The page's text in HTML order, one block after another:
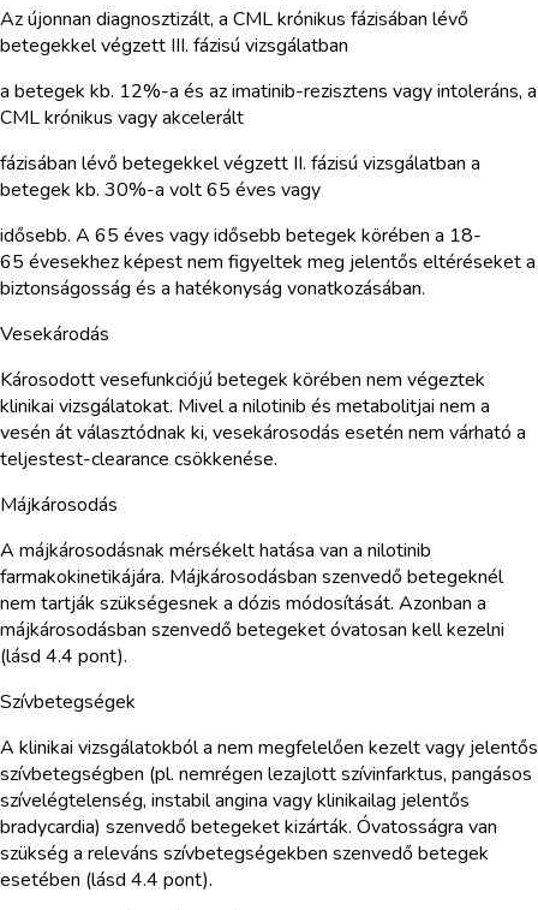
Az újonnan diagnosztizált, a CML krónikus fázisában lévő
betegekkel végzett III. fázisú vizsgálatban
a betegek kb. 12%-a és az imatinib-rezisztens vagy intoleráns, a
CML krónikus vagy akcelerált
fázisában lévő betegekkel végzett II. fázisú vizsgálatban a
betegek kb. 30%-a volt 65 éves vagy
idősebb. A 65 éves vagy idősebb betegek körében a 18-
65 évesekhez képest nem figyeltek meg jelentős eltéréseket a
biztonságosság és a hatékonyság vonatkozásában.
Vesekárodás
Károsodott vesefunkciójú betegek körében nem végeztek
klinikai vizsgálatokat. Mivel a nilotinib és metabolitjai nem a
vesén át választódnak ki, vesekárosodás esetén nem várható a
teljestest-clearance csökkenése.
Májkárosodás
A májkárosodásnak mérsékelt hatása van a nilotinib
farmakokinetikájára. Májkárosodásban szenvedő betegeknél
nem tartják szükségesnek a dózis módosítását. Azonban a
májkárosodásban szenvedő betegeket óvatosan kell kezelni
(lásd 4.4 pont).
Szívbetegségek
A klinikai vizsgálatokból a nem megfelelően kezelt vagy jelentős
szívbetegségben (pl. nemrégen lezajlott szívinfarktus, pangásos
szívelégtelenség, instabil angina vagy klinikailag jelentős
bradycardia) szenvedő betegeket kizárták. Óvatosságra van
szükség a releváns szívbetegségekben szenvedő betegek
esetében (lásd 4.4 pont).